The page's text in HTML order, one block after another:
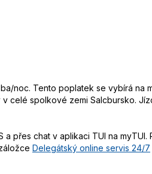
noc. Tento poplatek se vybírá na
celé spolkové zemi Salcbursko.
přes chat v aplikaci TUI na myTUI.
Delegátský online servis 24/7